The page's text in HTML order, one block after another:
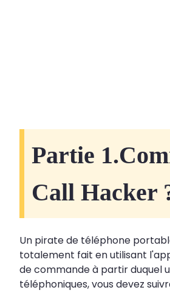
Partie
Call Hacker
Un pirate de téléphone
totalement fait en utilisant
de commande à partir duquel
téléphoniques, vous devez